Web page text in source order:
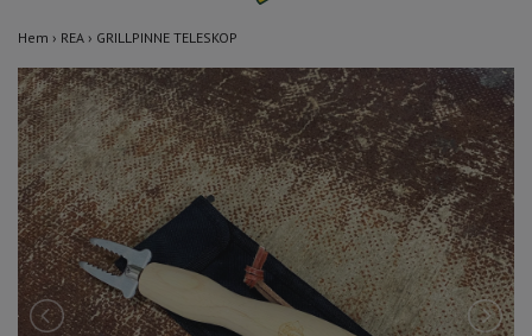
Hem › REA › GRILLPINNE TELESKOP